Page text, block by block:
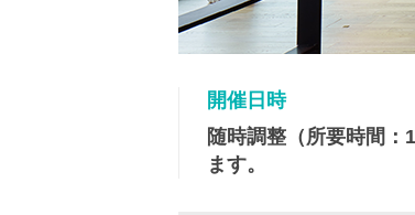
開催日時
随時調整（所要時間
ます。